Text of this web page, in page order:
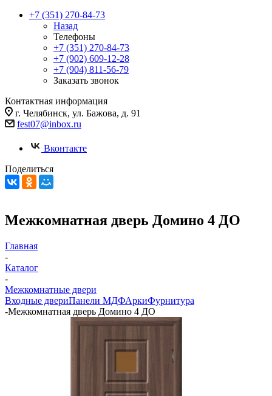
+7 (351) 270-84-73
Назад
Телефоны
+7 (351) 270-84-73
+7 (902) 609-12-28
+7 (904) 811-56-79
Заказать звонок
Контактная информация
г. Челябинск, ул. Бажова, д. 91
fest07@inbox.ru
Вконтакте
Поделиться
Межкомнатная дверь Домино 4 ДО
Главная
-
Каталог
-
Межкомнатные двери
Входные двериПанели МДФАркиФурнитура
-Межкомнатная дверь Домино 4 ДО